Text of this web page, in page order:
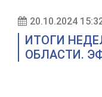
20.10.2024
ИТОГИ
ОБЛАСТИ.